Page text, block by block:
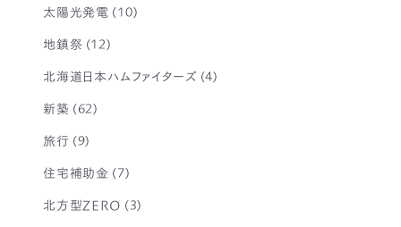
太陽光発電 (10)
地鎮祭 (12)
北海道日本ハムファイターズ (4)
新築 (62)
旅行 (9)
住宅補助金 (7)
北方型ZERO (3)